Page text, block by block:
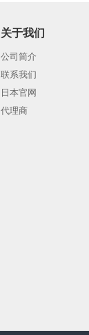
关于我们
公司简介
联系我们
日本官网
代理商